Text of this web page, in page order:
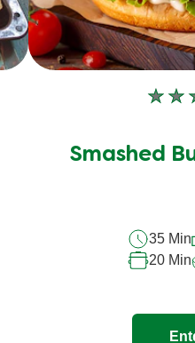
Smashed
35 Min
20 Min